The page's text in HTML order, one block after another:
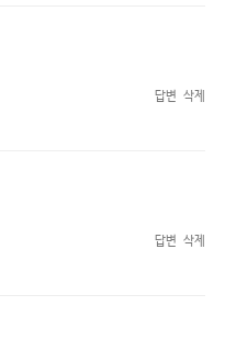
답변 삭제
답변 삭제